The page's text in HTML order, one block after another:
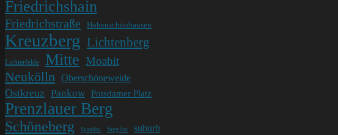
Friedrichshain
Friedrichstraße Hohenschönhausen
Kreuzberg Lichtenberg
Lichterfelde Mitte Moabit
Neukölln Oberschöneweide
Ostkreuz Pankow Potsdamer Platz
Prenzlauer Berg
Schöneberg Spandau Steglitz suburb